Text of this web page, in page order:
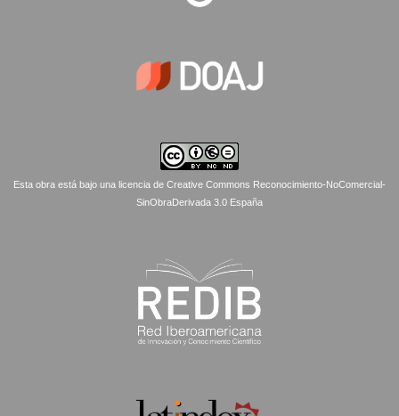
Esta obra está bajo una licencia de Creative Commons Reconocimiento-NoComercial-
SinObraDerivada 3.0 España